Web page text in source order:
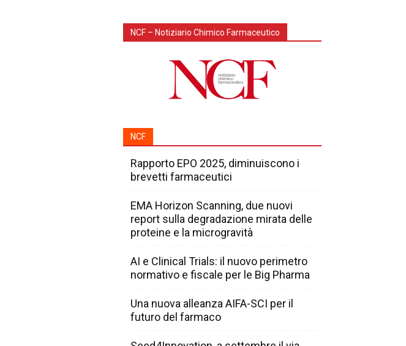
NCF – Notiziario Chimico Farmaceutico
NCF
Rapporto EPO 2025, diminuiscono i
brevetti farmaceutici
EMA Horizon Scanning, due nuovi
report sulla degradazione mirata delle
proteine e la microgravità
AI e Clinical Trials: il nuovo perimetro
normativo e fiscale per le Big Pharma
Una nuova alleanza AIFA-SCI per il
futuro del farmaco